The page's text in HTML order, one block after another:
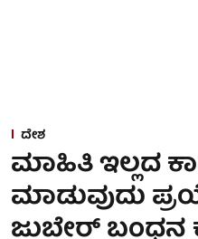
ದೇಶ
ಮಾಹಿತಿ ಇಲ್ಲದ
ಮಾಡುವುದು